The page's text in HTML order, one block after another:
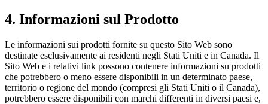
4. Informazioni sul Prodotto
Le informazioni sui prodotti fornite su questo Sito Web sono
destinate esclusivamente ai residenti negli Stati Uniti e in Canada. Il
Sito Web e i relativi link possono contenere informazioni su prodotti
che potrebbero o meno essere disponibili in un determinato paese,
territorio o regione del mondo (compresi gli Stati Uniti o il Canada),
potrebbero essere disponibili con marchi differenti in diversi paesi e,